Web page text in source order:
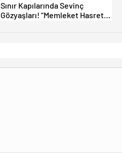
Sınır Kapılarında Sevinç
Gözyaşları! “Memleket Hasreti